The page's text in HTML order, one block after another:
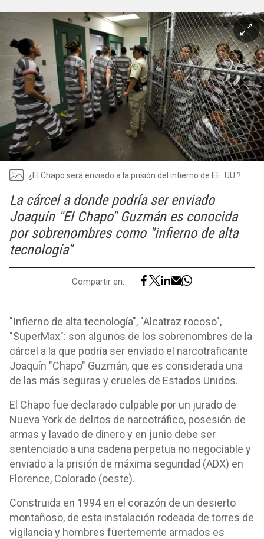
¿El Chapo será enviado a la prisión del infierno de EE. UU.?
La cárcel a donde podría ser enviado
Joaquín "El Chapo" Guzmán es conocida
por sobrenombres como "infierno de alta
tecnología"
Compartir en:
"Infierno de alta tecnología", "Alcatraz rocoso",
"SuperMax": son algunos de los sobrenombres de la
cárcel a la que podría ser enviado el narcotraficante
Joaquín "Chapo" Guzmán, que es considerada una
de las más seguras y crueles de Estados Unidos.
El Chapo fue declarado culpable por un jurado de
Nueva York de delitos de narcotráfico, posesión de
armas y lavado de dinero y en junio debe ser
sentenciado a una cadena perpetua no negociable y
enviado a la prisión de máxima seguridad (ADX) en
Florence, Colorado (oeste).
Construida en 1994 en el corazón de un desierto
montañoso, de esta instalación rodeada de torres de
vigilancia y hombres fuertemente armados es